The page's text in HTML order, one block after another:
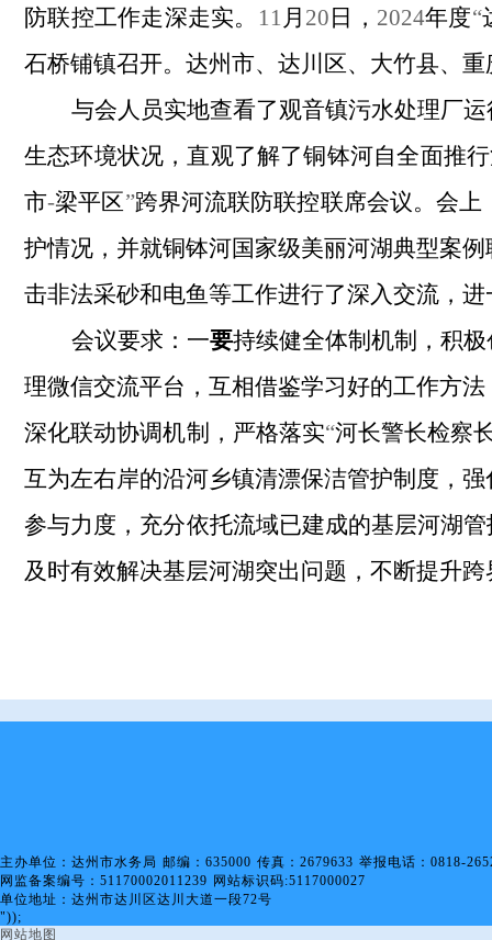
防联控工作走深走实。
11 月 20 日， 2024年度“
石桥铺镇召开。达州市、达川区、大竹县、
与会人员实地查看了观音镇污水处理厂运
生态环境状况，直观了解了铜钵河自全面推
市-梁平区”跨界河流联防联控联席会议。会上
护情况， 并就铜钵河国家级美丽河湖典型案
击非法采砂和电鱼等工作进行了深入交流，
会议要求： 一要持续健全体制机制，积
理微信交流平台，互相借鉴学习好的工作方法
深化联动协调机制，严格落实“河长警长检察
互为左右岸的沿河乡镇清漂保洁管护制度，
参与力度，充分依托流域已建成的基层河湖管
及时有效解决基层河湖突出问题 ， 不断提升
主办单位：达州市水务局 邮编：635000 传真：2679633 举报电话：0818-
网监备案编号：51170002011239 网站标识码:5117000027
单位地址：达州市达川区达川大道一段72号
"));
网站地图